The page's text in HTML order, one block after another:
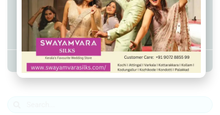
ഭോപ്പാലിൽ വാഹനാപകടത്തിൽ
ചിറയിൻകീഴ് സ്വദേശിയായ യുവാവ്
മരിച്ചു
Admin YS May 3, 2024 2:44 pm